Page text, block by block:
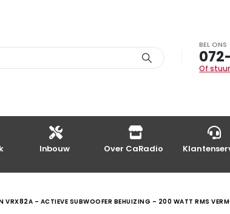
BEL ONS
Of
Inbouw Over CaRadio
VRX82A – ACTIEVE SUBWOOFER BEHUIZING – 200 WATT RMS